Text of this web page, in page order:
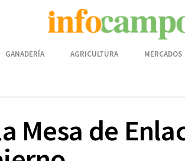
GANADERÍA AGRICULTURA MERCADOS
Mesa de